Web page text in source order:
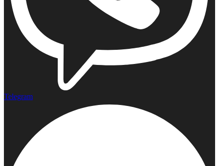
Telegram